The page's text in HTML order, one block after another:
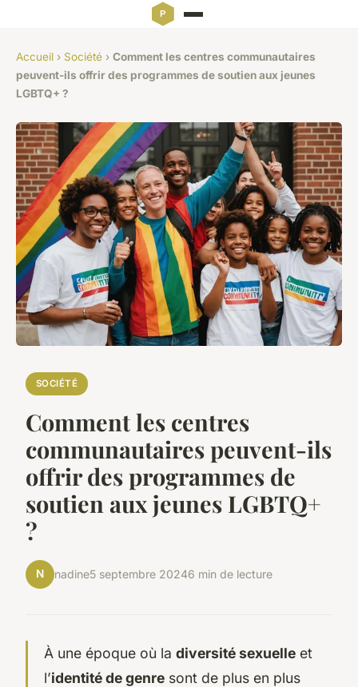
Accueil › Société › Comment les centres communautaires
peuvent-ils offrir des programmes de soutien aux jeunes
LGBTQ+ ?
SOCIÉTÉ
Comment les centres
communautaires peuvent-ils
offrir des programmes de
soutien aux jeunes LGBTQ+
?
N nadine5 septembre 20246 min de lecture
À une époque où la diversité sexuelle et
l’identité de genre sont de plus en plus